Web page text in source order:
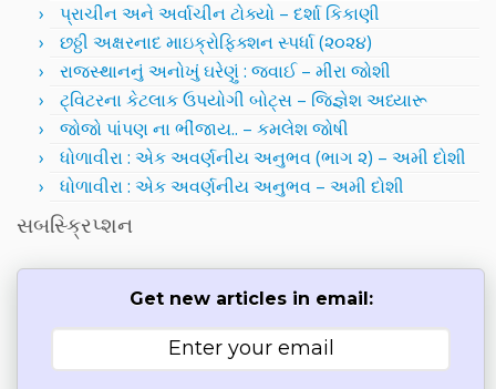
પ્રાચીન અને અર્વાચીન ટોક્યો – દર્શા કિકાણી
છઠ્ઠી અક્ષરનાદ માઇક્રોફિક્શન સ્પર્ધા (૨૦૨૪)
રાજસ્થાનનું અનોખું ઘરેણું : જવાઈ – મીરા જોશી
ટ્વિટરના કેટલાક ઉપયોગી બોટ્સ – જિજ્ઞેશ અધ્યારૂ
જોજો પાંપણ ના ભીંજાય.. – કમલેશ જોષી
ધોળાવીરા : એક અવર્ણનીય અનુભવ (ભાગ ૨) – અમી દોશી
ધોળાવીરા : એક અવર્ણનીય અનુભવ – અમી દોશી
સબસ્ક્રિપ્શન
Get new articles in email: